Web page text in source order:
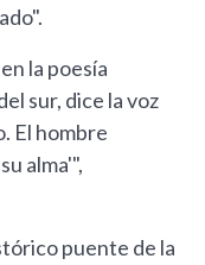
la poesía
sur, dice la voz
El hombre
alma'",
puente de la